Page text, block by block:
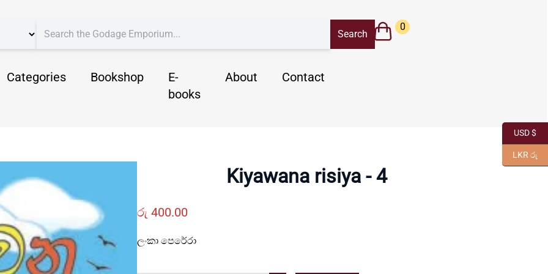
Categories Bookshop
E-
books
About Contact
0
Kiyawana risiya - 4
රු 400.00
ලංකා පෙරේරා
USD $
LKR රු